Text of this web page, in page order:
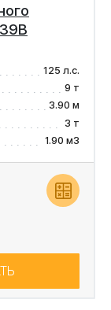
125 л.с.
9 т
3.90 м
3 т
1.90 м3